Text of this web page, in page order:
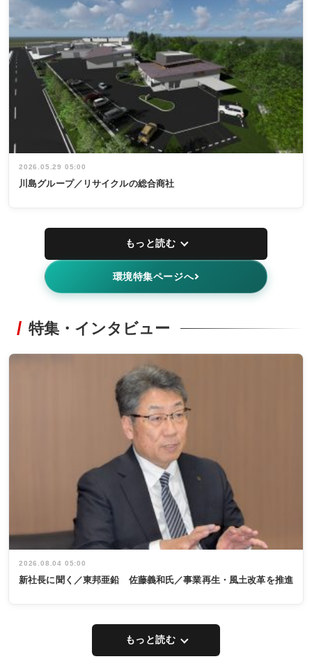
2026.05.29 05:00
川島グループ／リサイクルの総合商社
もっと読む
環境特集ページへ
特集・インタビュー
2026.08.04 05:00
新社長に聞く／東邦亜鉛 佐藤義和氏／事業再生・風土改革を推進
もっと読む